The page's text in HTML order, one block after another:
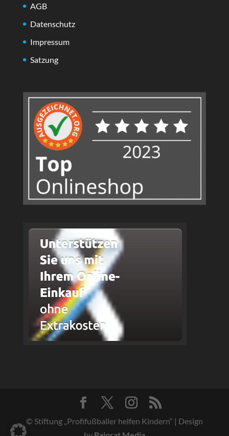
AGB
Datenschutz
Impressum
Satzung
© Stiftung „Profifußballer helfen Kindern“ | Design